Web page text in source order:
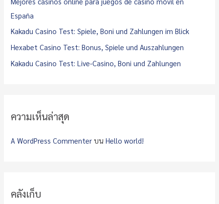
r
:
España
Kakadu Casino Test: Spiele, Boni und Zahlungen im Blick
Hexabet Casino Test: Bonus, Spiele und Auszahlungen
Kakadu Casino Test: Live-Casino, Boni und Zahlungen
ความเห็นล่าสุด
A WordPress Commenter บนHello world!
คลังเก็บ